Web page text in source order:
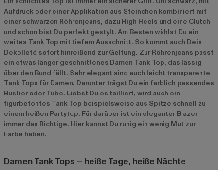
Aufdruck oder einer Applikation aus Steinchen kombiniert mit
einer schwarzen Röhrenjeans, dazu High Heels und eine Clutch
und schon bist Du perfekt gestylt. Am Besten wählst Du ein
weites Tank Top mit tiefem Ausschnitt. So kommt auch Dein
Dekolleté sofort hinreißend zur Geltung. Zur Röhrenjeans passt
ein etwas länger geschnittenes Damen Tank Top, das lässig
über den Bund fällt. Sehr elegant sind auch leicht transparente
Tank Tops für Damen. Darunter trägst Du ein farblich passendes
Bustier oder Tube. Liebst Du es tailliert, wird auch ein
figurbetontes Tank Top beispielsweise aus Spitze schnell zu
einem heißen Partytop. Für darüber ist ein eleganter Blazer
immer das Richtige. Hier kannst Du ruhig ein wenig Mut zur
Farbe haben.
Damen Tank Tops – heiße Tage, heiße Nächte